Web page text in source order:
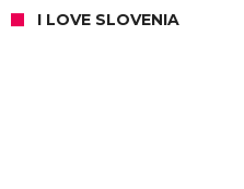
I LOVE SLOVENIA